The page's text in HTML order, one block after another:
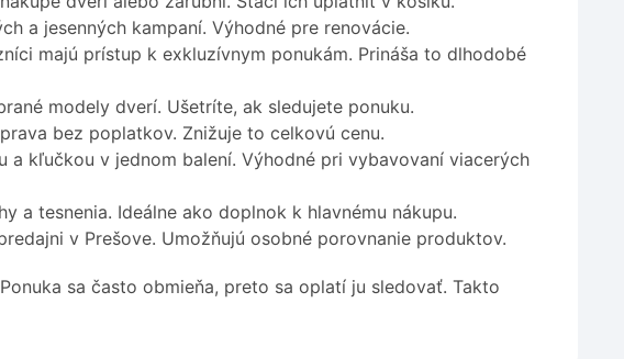
a jesenných kampaní. Výhodné pre renovácie.
majú prístup k exkluzívnym ponukám. Prináša to dlhodobé
modely dverí. Ušetríte, ak sledujete ponuku.
bez poplatkov. Znižuje to celkovú cenu.
a kľučkou v jednom balení. Výhodné pri vybavovaní viacerých
a tesnenia. Ideálne ako doplnok k hlavnému nákupu.
v Prešove. Umožňujú osobné porovnanie produktov.
sa často obmieňa, preto sa oplatí ju sledovať. Takto